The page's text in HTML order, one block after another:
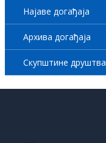
Најаве догађаја
Архива догађаја
Скупштине друштва